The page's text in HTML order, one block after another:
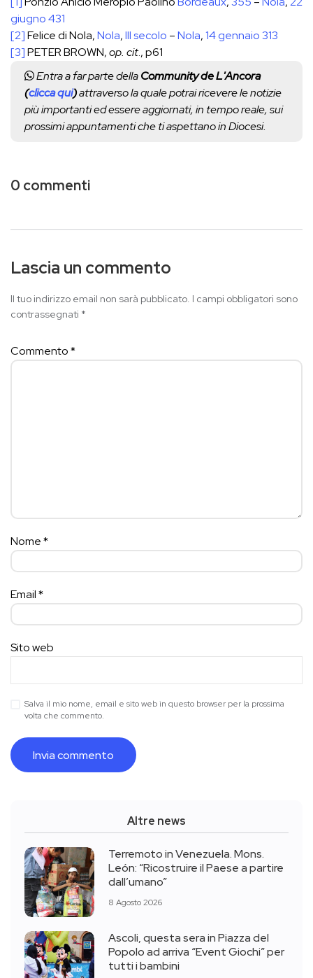
giugno431
[2]Felice di Nola,Nola,III secolo –Nola,14 gennaio313
[3]PETER BROWN,op. cit., p61
Entra a far parte dellaCommunity de L'Ancora
(clicca qui)attraverso la quale potrai ricevere le notizie
più importanti ed essere aggiornati, in tempo reale, sui
prossimi appuntamenti che ti aspettano in Diocesi.
0 commenti
Lascia un commento
Il tuo indirizzo email non sarà pubblicato. I campi obbligatori sono
contrassegnati *
Commento*
Nome*
Email*
Sito web
Salva il mio nome, email e sito web in questo browser per la prossima
volta che commento.
Altre news
Terremoto in Venezuela. Mons.
León: “Ricostruire il Paese a partire
dall’umano”
8 Agosto 2026
Ascoli, questa sera in Piazza del
Popolo ad arriva “Event Giochi” per
tutti i bambini